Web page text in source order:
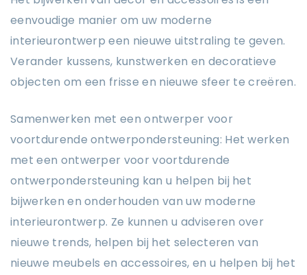
eenvoudige manier om uw moderne
interieurontwerp een nieuwe uitstraling te geven.
Verander kussens, kunstwerken en decoratieve
objecten om een ​​frisse en nieuwe sfeer te creëren.
Samenwerken met een ontwerper voor
voortdurende ontwerpondersteuning: Het werken
met een ontwerper voor voortdurende
ontwerpondersteuning kan u helpen bij het
bijwerken en onderhouden van uw moderne
interieurontwerp. Ze kunnen u adviseren over
nieuwe trends, helpen bij het selecteren van
nieuwe meubels en accessoires, en u helpen bij het